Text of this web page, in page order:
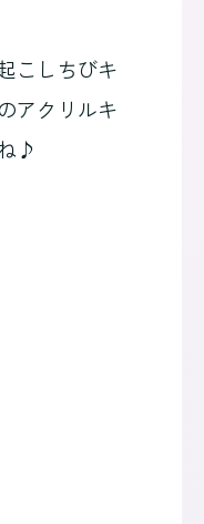
こしちびキ
アクリルキ
♪